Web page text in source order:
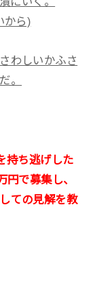
から)
わしいかふさ
。
持ち逃げした
で募集し、
ての見解を教